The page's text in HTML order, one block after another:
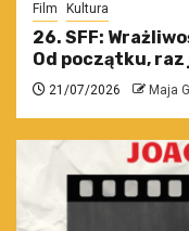
Film Kultura
26. SFF:
Od początku,
21/07/2026 Maja